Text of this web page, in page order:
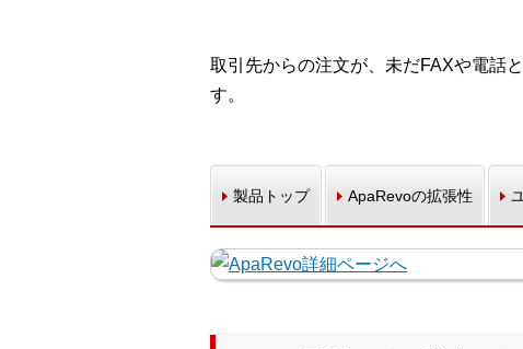
取引先からの注文が、未だFAXや電話
す。
製品トップ ApaRevoの拡張性